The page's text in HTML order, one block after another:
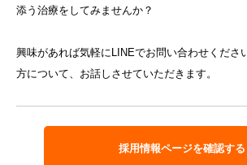
添う治療をしてみませんか？
興味があれば気軽にLINEでお問い合わせくださ
方について、お話しさせていただきます。
採用情報ページを確認する